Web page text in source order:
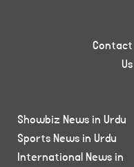
Contact
Us
Showbiz News in Urdu
Sports News in Urdu
International News in